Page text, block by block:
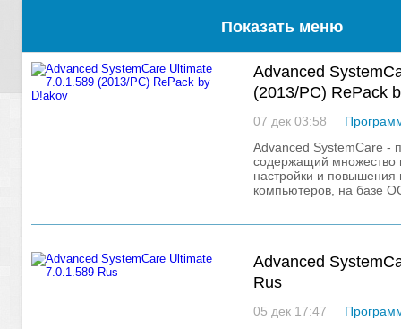
Показать меню
Advanced
(2013/PC) RePack
07 дек 03:58
Advanced SystemCare -
содержащий множество
настройки и повышения
компьютеров, на базе
Advanced
Rus
05 дек 17:47